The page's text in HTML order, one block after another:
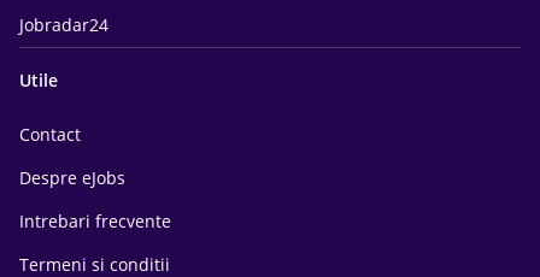
Jobradar24
Utile
Contact
Despre eJobs
Intrebari frecvente
Termeni si conditii